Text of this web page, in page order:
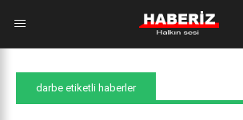
darbe etiketli haberler